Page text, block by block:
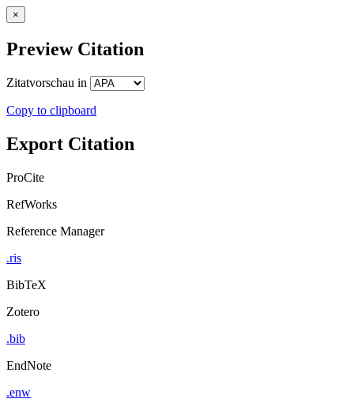
×
Preview Citation
Zitatvorschau in
Copy to clipboard
Export Citation
ProCite
RefWorks
Reference Manager
.ris
BibTeX
Zotero
.bib
EndNote
.enw